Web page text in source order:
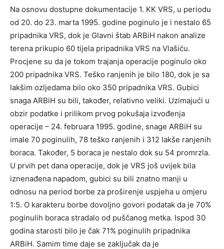
Na osnovu dostupne dokumentacije 1. KK VRS, u periodu
od 20. do 23. marta 1995. godine poginulo je i nestalo 65
pripadnika VRS, dok je Glavni štab ARBiH nakon analize
terena prikupio 60 tijela pripadnika VRS na Vlašiću.
Procjene su da je tokom trajanja operacije poginulo oko
200 pripadnika VRS. Teško ranjenih je bilo 180, dok je sa
lakšim ozljedama bilo oko 350 pripadnika VRS. Gubici
snaga ARBiH su bili, također, relativno veliki. Uzimajući u
obzir podatke i prilikom prvog pokušaja izvođenja
operacije – 24. februara 1995. godine, snage ARBiH su
imale 70 poginulih, 78 teško ranjenih i 312 lakše ranjenih
boraca. Također, 5 boraca je nestalo dok su 54 promrzla.
U prvih pet dana operacije, dok je VRS još uvijek bila
iznenađena napadom, gubici su bili znatno manji u
odnosu na period borbe za proširenje uspjeha u omjeru
1:5. O karakteru borbe dovoljno govori podatak da je 70%
poginulih boraca stradalo od puščanog metka. Ispod 30
godina starosti bilo je čak 71% poginulih pripadnika
ARBiH. Samim time daje se zaključak da je